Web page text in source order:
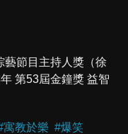
藝節目主持人獎（徐
第53屆金鐘獎 益智
寓教於樂 #爆笑